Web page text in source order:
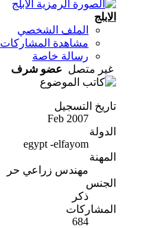
الابلج
الملف الشخصي
مشاهدة المشاركات
رسالة خاصة
غير متصل عضو شرف
تاريخ التسجيل
Feb 2007
الدولة
egypt -elfayom
المهنة
مهندس زراعي حر
الجنس
ذكر
المشاركات
684